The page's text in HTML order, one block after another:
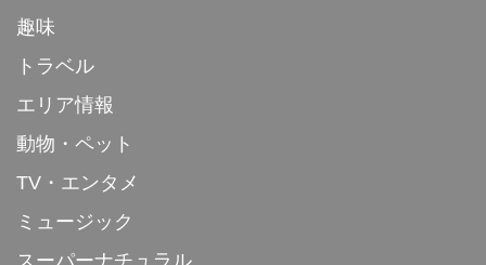
趣味
トラベル
エリア情報
動物・ペット
TV・エンタメ
ミュージック
スーパーナチュラル